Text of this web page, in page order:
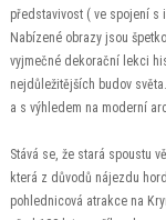
představivost ( ve spojení s
Nabízené obrazy jsou
vyjmečné dekorační lekci
nejdůležitějších budov
a s výhledem na moderní
Stává se, že stará spoustu
která z důvodů nájezdu
pohlednicová atrakce na